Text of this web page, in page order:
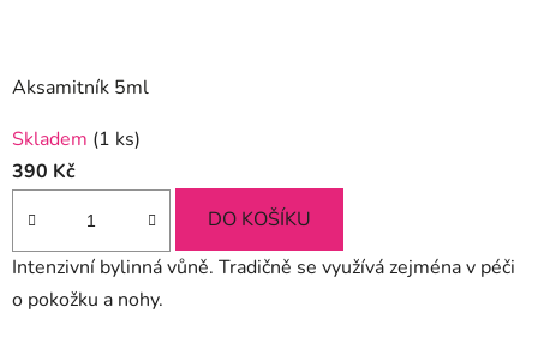
Aksamitník 5ml
Skladem (1 ks)
390 Kč
DO KOŠÍKU
Intenzivní bylinná vůně. Tradičně se využívá zejména v péči
o pokožku a nohy.